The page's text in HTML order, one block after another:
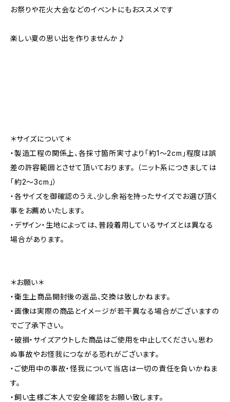
お祭りや花火大会などのイベントにもおススメです
楽しい夏の思い出を作りませんか♪
＊サイズについて＊
・製造工程の関係上、各採寸箇所実寸より「約1～2cm」程度は誤
差の許容範囲とさせて頂いております。 （ニット系につきましては
「約2～3cm」）
・各サイズを御確認のうえ、少し余裕を持ったサイズでお選び頂く
事をお薦めいたします。
・デザイン・生地によっては、普段着用しているサイズとは異なる
場合があります。
＊お願い＊
・衛生上商品開封後の返品、交換は致しかねます。
・画像は実際の商品とイメージが若干異なる場合がございますの
でご了承下さい。
・破損・サイズアウトした商品はご使用を中止してください。思わ
ぬ事故やお怪我につながる恐れがございます。
・ご使用中の事故・怪我について当店は一切の責任を負いかねま
す。
・飼い主様ご本人で安全確認をお願い致します。